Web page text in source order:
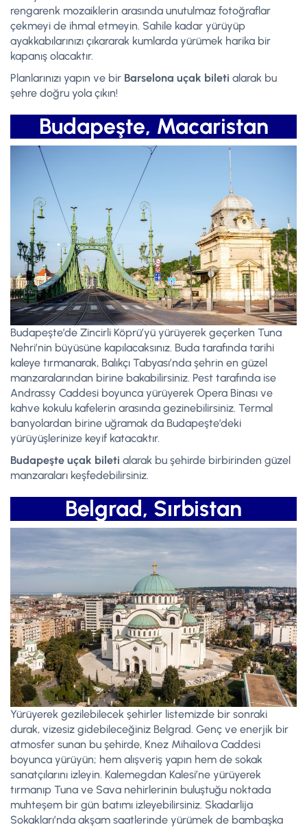
rengarenk mozaiklerin arasında unutulmaz fotoğraflar
çekmeyi de ihmal etmeyin. Sahile kadar yürüyüp
ayakkabılarınızı çıkararak kumlarda yürümek harika bir
kapanış olacaktır.
Planlarınızı yapın ve bir Barselona uçak bileti alarak bu
şehre doğru yola çıkın!
Budapeşte, Macaristan
Budapeşte’de Zincirli Köprü’yü yürüyerek geçerken Tuna
Nehri’nin büyüsüne kapılacaksınız. Buda tarafında tarihi
kaleye tırmanarak, Balıkçı Tabyası’nda şehrin en güzel
manzaralarından birine bakabilirsiniz. Pest tarafında ise
Andrassy Caddesi boyunca yürüyerek Opera Binası ve
kahve kokulu kafelerin arasında gezinebilirsiniz. Termal
banyolardan birine uğramak da Budapeşte’deki
yürüyüşlerinize keyif katacaktır.
Budapeşte uçak bileti alarak bu şehirde birbirinden güzel
manzaraları keşfedebilirsiniz.
Belgrad, Sırbistan
Yürüyerek gezilebilecek şehirler listemizde bir sonraki
durak, vizesiz gidebileceğiniz Belgrad. Genç ve enerjik bir
atmosfer sunan bu şehirde, Knez Mihailova Caddesi
boyunca yürüyün; hem alışveriş yapın hem de sokak
sanatçılarını izleyin. Kalemegdan Kalesi’ne yürüyerek
tırmanıp Tuna ve Sava nehirlerinin buluştuğu noktada
muhteşem bir gün batımı izleyebilirsiniz. Skadarlija
Sokakları’nda akşam saatlerinde yürümek de bambaşka